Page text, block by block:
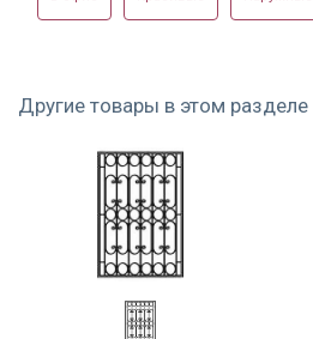
Другие товары в этом разделе